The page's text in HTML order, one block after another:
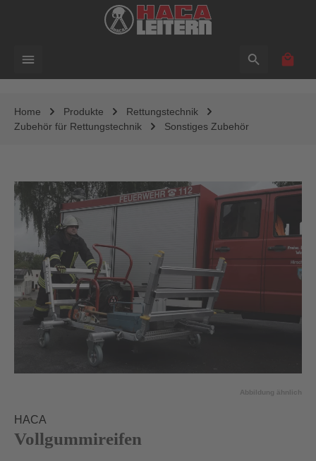
Home Produkte
Rettungstechnik
Zubehör für Rettungstechnik
Sonstiges Zubehör
Bildergalerie überspringen
Abbildung ähnlich
HACA
Vollgummireifen